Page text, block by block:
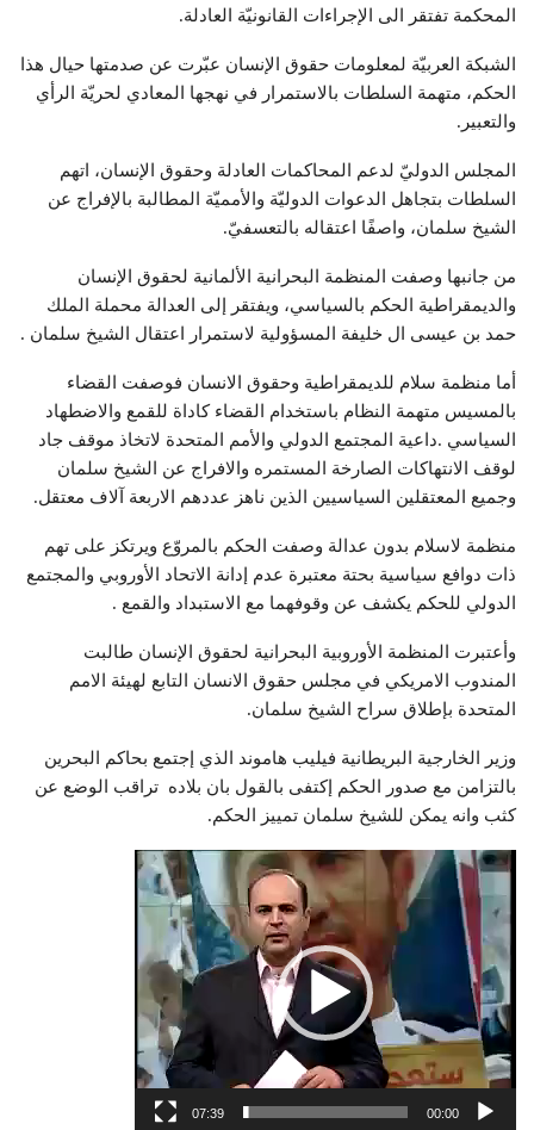
المحكمة تفتقر الى الإجراءات القانونيّة العادلة.
الشبكة العربيّة لمعلومات حقوق الإنسان عبّرت عن صدمتها حيال هذا
الحكم، متهمة السلطات بالاستمرار في نهجها المعادي لحريّة الرأي
والتعبير.
المجلس الدوليّ لدعم المحاكمات العادلة وحقوق الإنسان، اتهم
السلطات بتجاهل الدعوات الدوليّة والأمميّة المطالبة بالإفراج عن
الشيخ سلمان، واصفًا اعتقاله بالتعسفيّ.
من جانبها وصفت المنظمة البحرانية الألمانية لحقوق الإنسان
والديمقراطية الحكم بالسياسي، ويفتقر إلى العدالة محملة الملك
حمد بن عيسى ال خليفة المسؤولية لاستمرار اعتقال الشيخ سلمان .
أما منظمة سلام للديمقراطية وحقوق الانسان فوصفت القضاء
بالمسيس متهمة النظام باستخدام القضاء كاداة للقمع والاضطهاد
السياسي .داعية المجتمع الدولي والأمم المتحدة لاتخاذ موقف جاد
لوقف الانتهاكات الصارخة المستمره والافراج عن الشيخ سلمان
وجميع المعتقلين السياسيين الذين ناهز عددهم الاربعة آلاف معتقل.
منظمة لاسلام بدون عدالة وصفت الحكم بالمروّع ويرتكز على تهم
ذات دوافع سياسية بحتة معتبرة عدم إدانة الاتحاد الأوروبي والمجتمع
الدولي للحكم يكشف عن وقوفهما مع الاستبداد والقمع .
وأعتبرت المنظمة الأوروبية البحرانية لحقوق الإنسان طالبت
المندوب الامريكي في مجلس حقوق الانسان التابع لهيئة الامم
المتحدة بإطلاق سراح الشيخ سلمان.
وزير الخارجية البريطانية فيليب هاموند الذي إجتمع بحاكم البحرين
بالتزامن مع صدور الحكم إكتفى بالقول بان بلاده تراقب الوضع عن
كثب وانه يمكن للشيخ سلمان تمييز الحكم.
مشغل
الفيديو
00:00
07:39